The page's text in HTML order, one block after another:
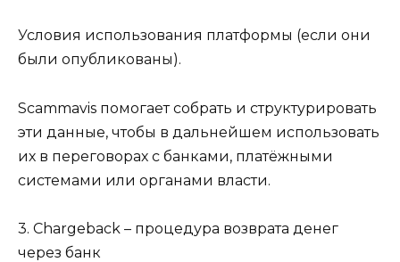
Условия использования платформы (если они
были опубликованы).
Scammavis помогает собрать и структурировать
эти данные, чтобы в дальнейшем использовать
их в переговорах с банками, платёжными
системами или органами власти.
3. Chargeback – процедура возврата денег
через банк